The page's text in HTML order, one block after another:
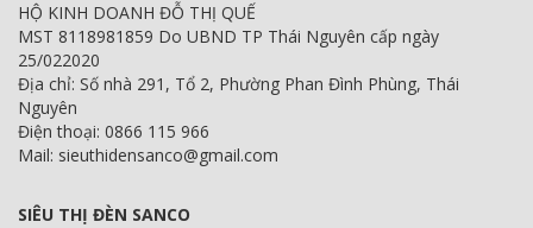
HỘ KINH DOANH ĐỖ THỊ QUẾ
MST 8118981859 Do UBND TP Thái Nguyên cấp ngày
25/022020
Địa chỉ: Số nhà 291, Tổ 2, Phường Phan Đình Phùng, Thái
Nguyên
Điện thoại: 0866 115 966
Mail: sieuthidensanco@gmail.com
SIÊU THỊ ĐÈN SANCO